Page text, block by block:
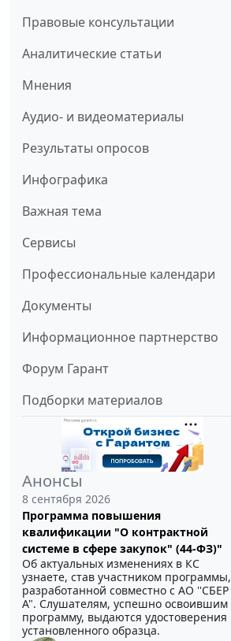
Правовые консультации
Аналитические статьи
Мнения
Аудио- и видеоматериалы
Результаты опросов
Инфографика
Важная тема
Сервисы
Профессиональные календари
Документы
Информационное партнерство
Форум Гарант
Подборки материалов
Анонсы
8 сентября 2026
Программа повышения
квалификации "О контрактной
системе в сфере закупок" (44-ФЗ)"
Об актуальных изменениях в КС
узнаете, став участником программы,
разработанной совместно с АО ''СБЕР
А". Слушателям, успешно освоившим
программу, выдаются удостоверения
установленного образца.